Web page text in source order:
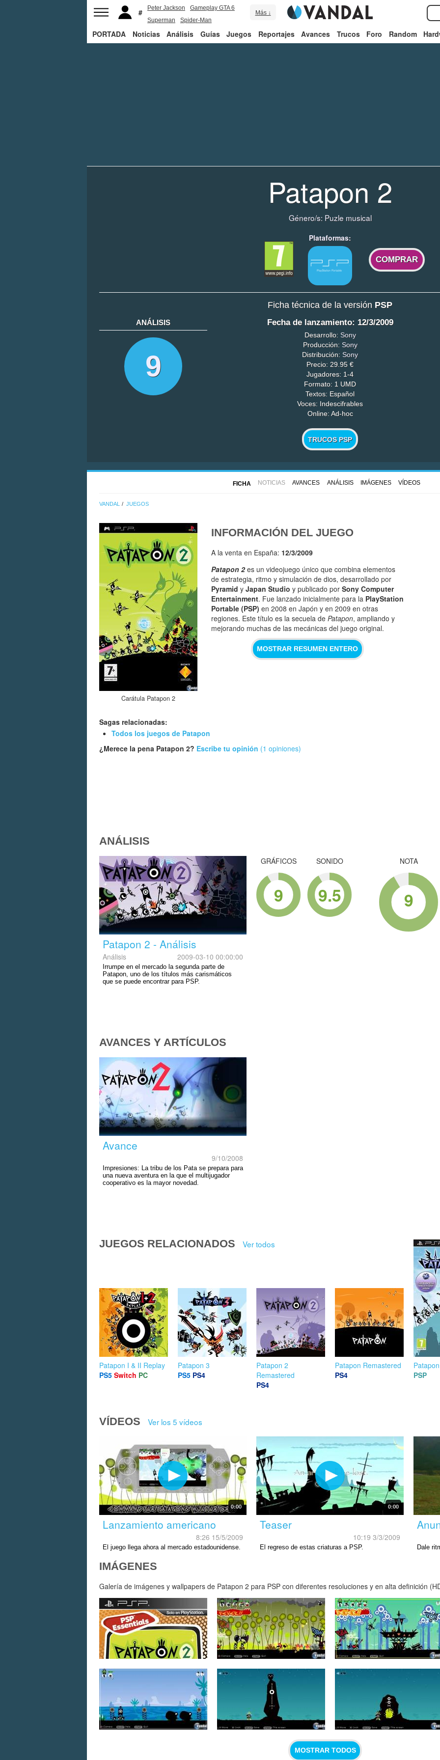
Peter Jackson
Gameplay GTA 6
Superman
Spider-Man
Más ↓
PORTADA Noticias Análisis Guías Juegos Reportajes Avances Trucos Foro Random
Patapon 2
Género/s: Puzle musical
Plataformas:
COMPRAR
Ficha técnica de la versión PSP
ANÁLISIS
9
Fecha de lanzamiento: 12/3/2009
Desarrollo: Sony
Producción: Sony
Distribución: Sony
Precio: 29.95 €
Jugadores: 1-4
Formato: 1 UMD
Textos: Español
Voces: Indescifrables
Online: Ad-hoc
TRUCOS PSP
FICHA NOTICIAS AVANCES ANÁLISIS IMÁGENES VÍDEOS
VANDAL JUEGOS
Carátula Patapon 2
INFORMACIÓN DEL JUEGO
A la venta en España: 12/3/2009
Patapon 2es un videojuego único que combina elementos
de estrategia, ritmo y simulación de dios, desarrollado por
Pyramid y Japan Studio y publicado por Sony Computer
Entertainment. Fue lanzado inicialmente para la PlayStation
Portable (PSP) en 2008 en Japón y en 2009 en otras
regiones. Este título es la secuela de Patapon, ampliando y
mejorando muchas de las mecánicas del juego original.
MOSTRAR RESUMEN ENTERO
Sagas relacionadas:
Todos los juegos de Patapon
¿Merece la pena Patapon 2? Escribe tu opinión (1 opiniones)
ANÁLISIS
Patapon 2 - Análisis
Análisis 2009-03-10 00:00:00
Irrumpe en el mercado la segunda parte de
Patapon, uno de los títulos más carismáticos
que se puede encontrar para PSP.
GRÁFICOS
9
SONIDO
9.5
NOTA
9
AVANCES Y ARTÍCULOS
Avance
9/10/2008
Impresiones: La tribu de los Pata se prepara para
una nueva aventura en la que el multijugador
cooperativo es la mayor novedad.
JUEGOS RELACIONADOS Ver todos
Patapon I & II Replay
PS5 Switch PC
Patapon 3
PS5 PS4
Patapon 2
Remastered
PS4
Patapon Remastered
PS4
PSP
VÍDEOS Ver los 5 vídeos
0:00
Lanzamiento americano
8:26 15/5/2009
El juego llega ahora al mercado estadounidense.
0:00
Teaser
10:19 3/3/2009
El regreso de estas criaturas a PSP. Dale
IMÁGENES
Galería de imágenes y wallpapers de Patapon 2 para PSP con diferentes resoluciones y en alta definición
MOSTRAR TODOS